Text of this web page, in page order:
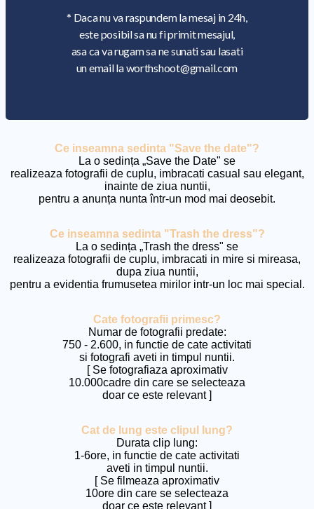
* Daca nu va raspundem la mesaj in 24h,
este posibil sa nu fi primit mesajul,
asa ca va rugam sa ne sunati sau lasati
un email la worthshoot@gmail.com
Ce inseamna sedinta "Save the date"?
La o sedința „Save the Date" se
realizeaza fotografii de cuplu, imbracati casual sau elegant,
inainte de ziua nuntii,
pentru a anunța nunta într-un mod mai deosebit.
Ce inseamna sedinta "Trash the dress"?
La o sedința „Trash the dress" se
realizeaza fotografii de cuplu, imbracati in mire si mireasa,
dupa ziua nuntii,
pentru a evidentia frumusetea mirilor intr-un loc mai special.
Cate fotografii primesc?
Numar de fotografii predate:
750 - 2.600, in functie de cate activitati
si fotografi aveti in timpul nuntii.
[ Se fotografiaza aproximativ
10.000cadre din care se selecteaza
doar ce este relevant ]
Cat de lung este clipul lung?
Durata clip lung:
1-6ore, in functie de cate activitati
aveti in timpul nuntii.
[ Se filmeaza aproximativ
10ore din care se selecteaza
doar ce este relevant ]